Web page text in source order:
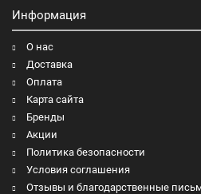
Информация
О нас
Доставка
Оплата
Карта сайта
Бренды
Акции
Политика безопасности
Условия соглашения
Отзывы и благодарственные